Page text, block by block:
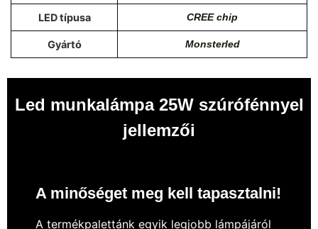
LED típusa CREE chip
Gyártó Monsterled
Led munkalámpa 25W szúrófénnyel
jellemzői
A minőséget meg kell tapasztalni!
A termékpalettánk egyik legjobb lámpájáról